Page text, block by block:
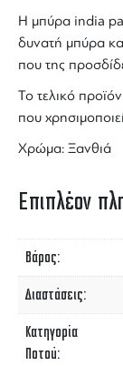
Η μπύρα india
δυνατή μπύρα
που της
Το τελικό
που
Χρώμα: Ξανθιά
Επιπλέον
Βάρος
Διαστάσεις
Κατηγορία
Ποτού